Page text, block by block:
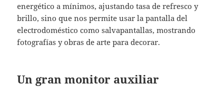
energético a mínimos, ajustando tasa de refresco y
brillo, sino que nos permite usar la pantalla del
electrodoméstico como salvapantallas, mostrando
fotografías y obras de arte para decorar.
Un gran monitor auxiliar